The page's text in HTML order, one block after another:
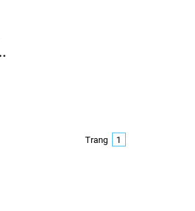
Trang 1